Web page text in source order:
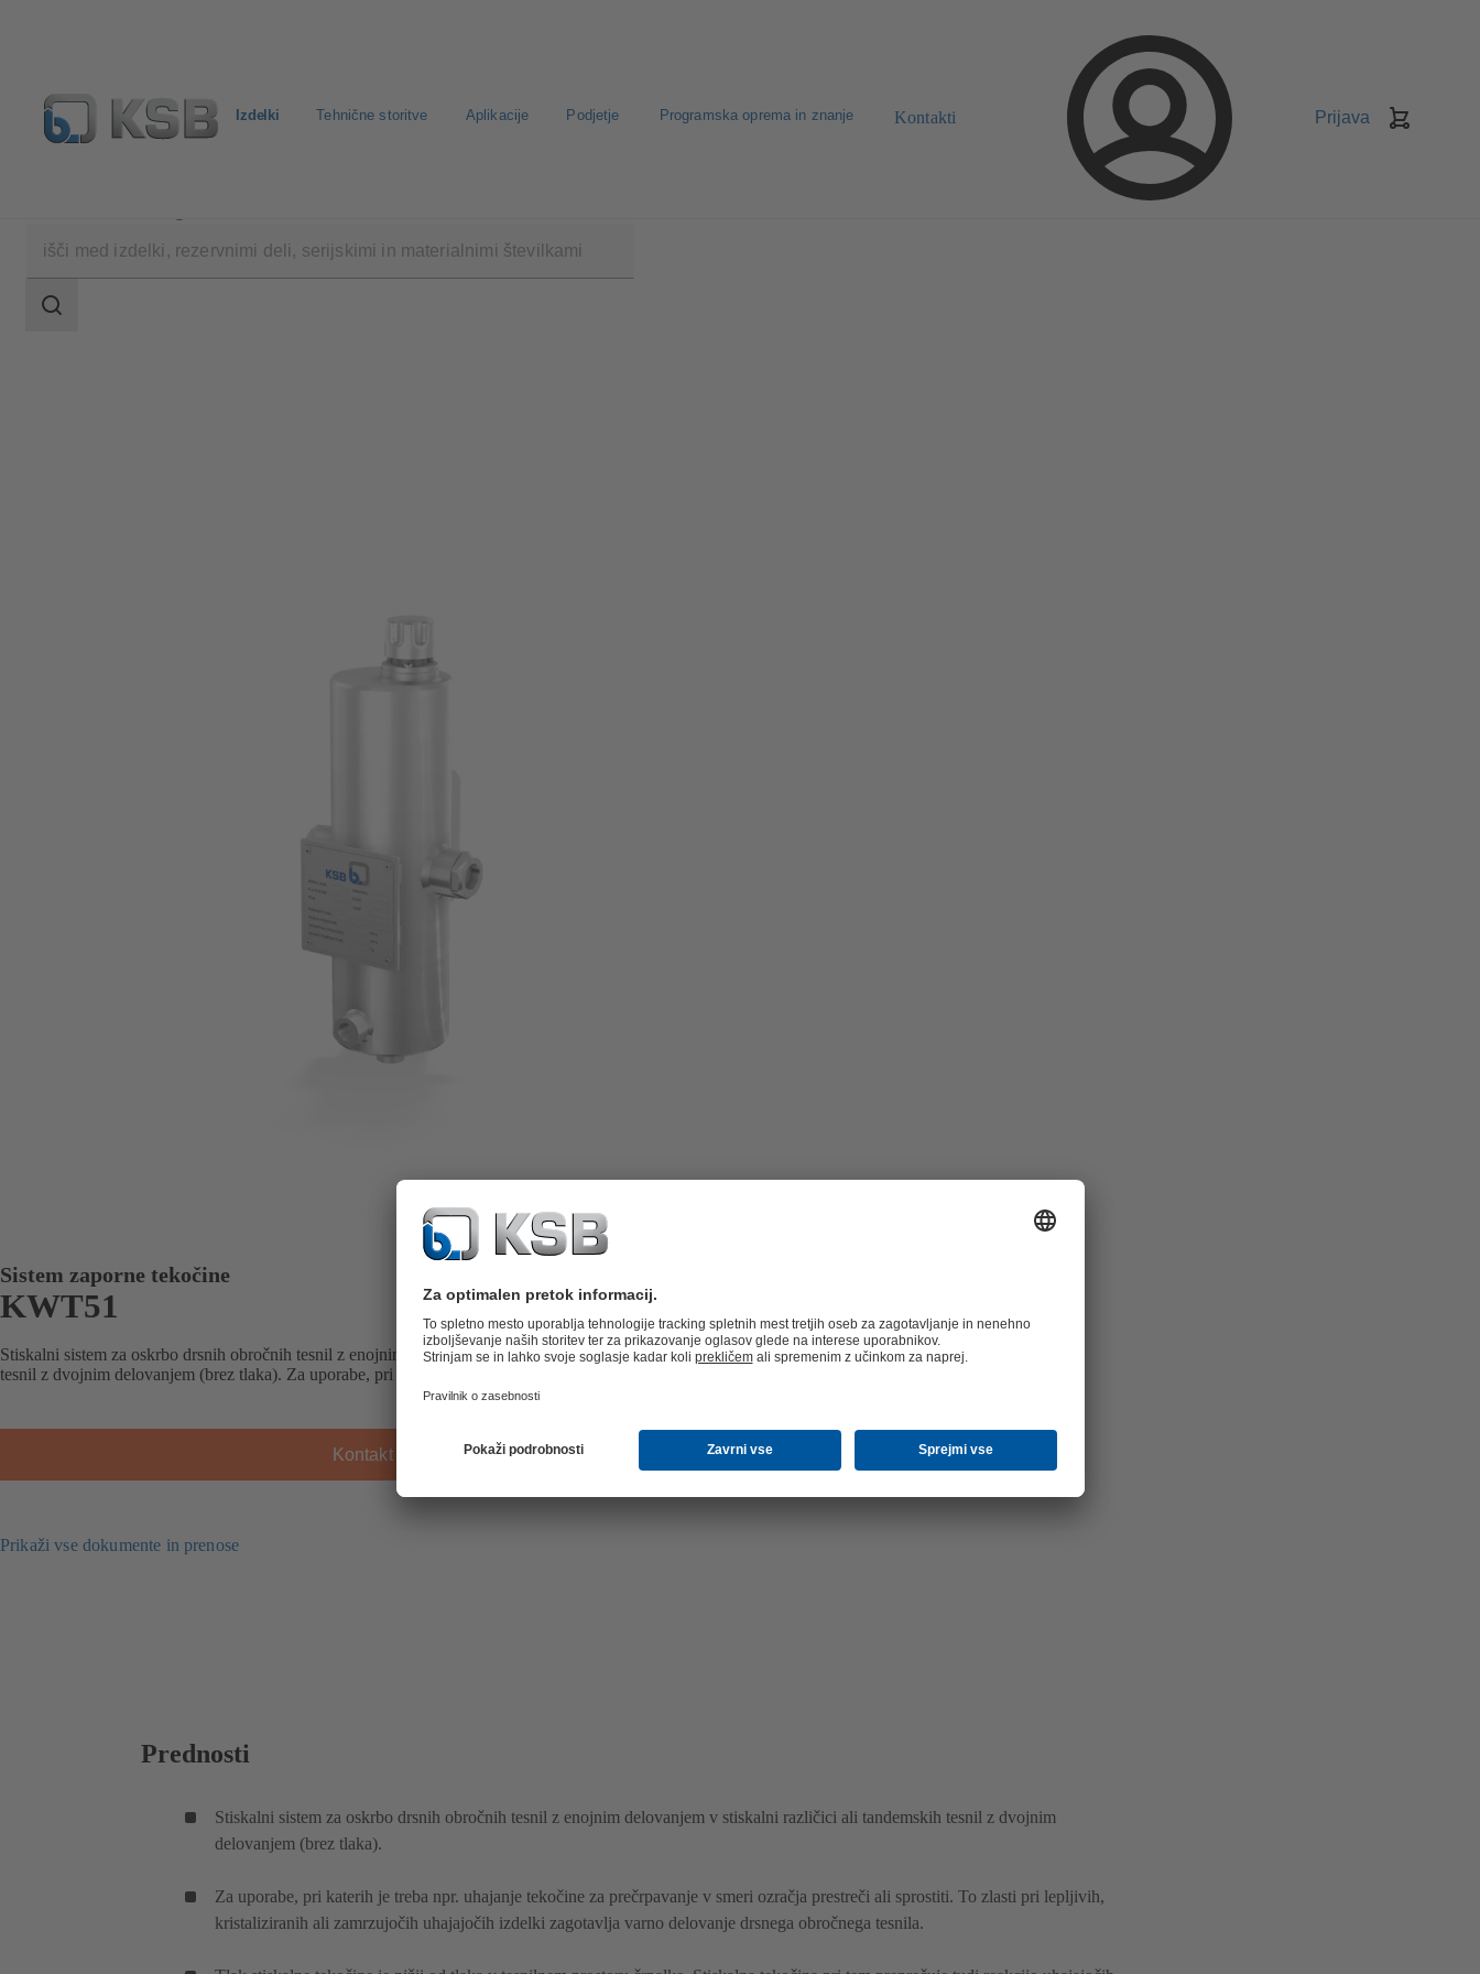
Izdelki Tehnične storitve Aplikacije Podjetje Programska oprema in znanje Kontakti Prijava
iskanja
področje
Sistem zaporne tekočine
KWT51
Stiskalni sistem za oskrbo drsnih obročnih tesnil z enojnim delovanjem v stiskalni različici ali drsnih obročnih
tesnil z dvojnim delovanjem (brez tlaka). Za uporabe, pri katerih je treba uhajanje prestreči ali sprostiti.
Kontakt KSB
Prikaži vse dokumente in prenose
Prednosti
Stiskalni sistem za oskrbo drsnih obročnih tesnil z enojnim delovanjem v stiskalni različici ali tandemskih tesnil z dvojnim
delovanjem (brez tlaka).
Za uporabe, pri katerih je treba npr. uhajanje tekočine za prečrpavanje v smeri ozračja prestreči ali sprostiti. To zlasti pri lepljivih,
kristaliziranih ali zamrzujočih uhajajočih izdelki zagotavlja varno delovanje drsnega obročnega tesnila.